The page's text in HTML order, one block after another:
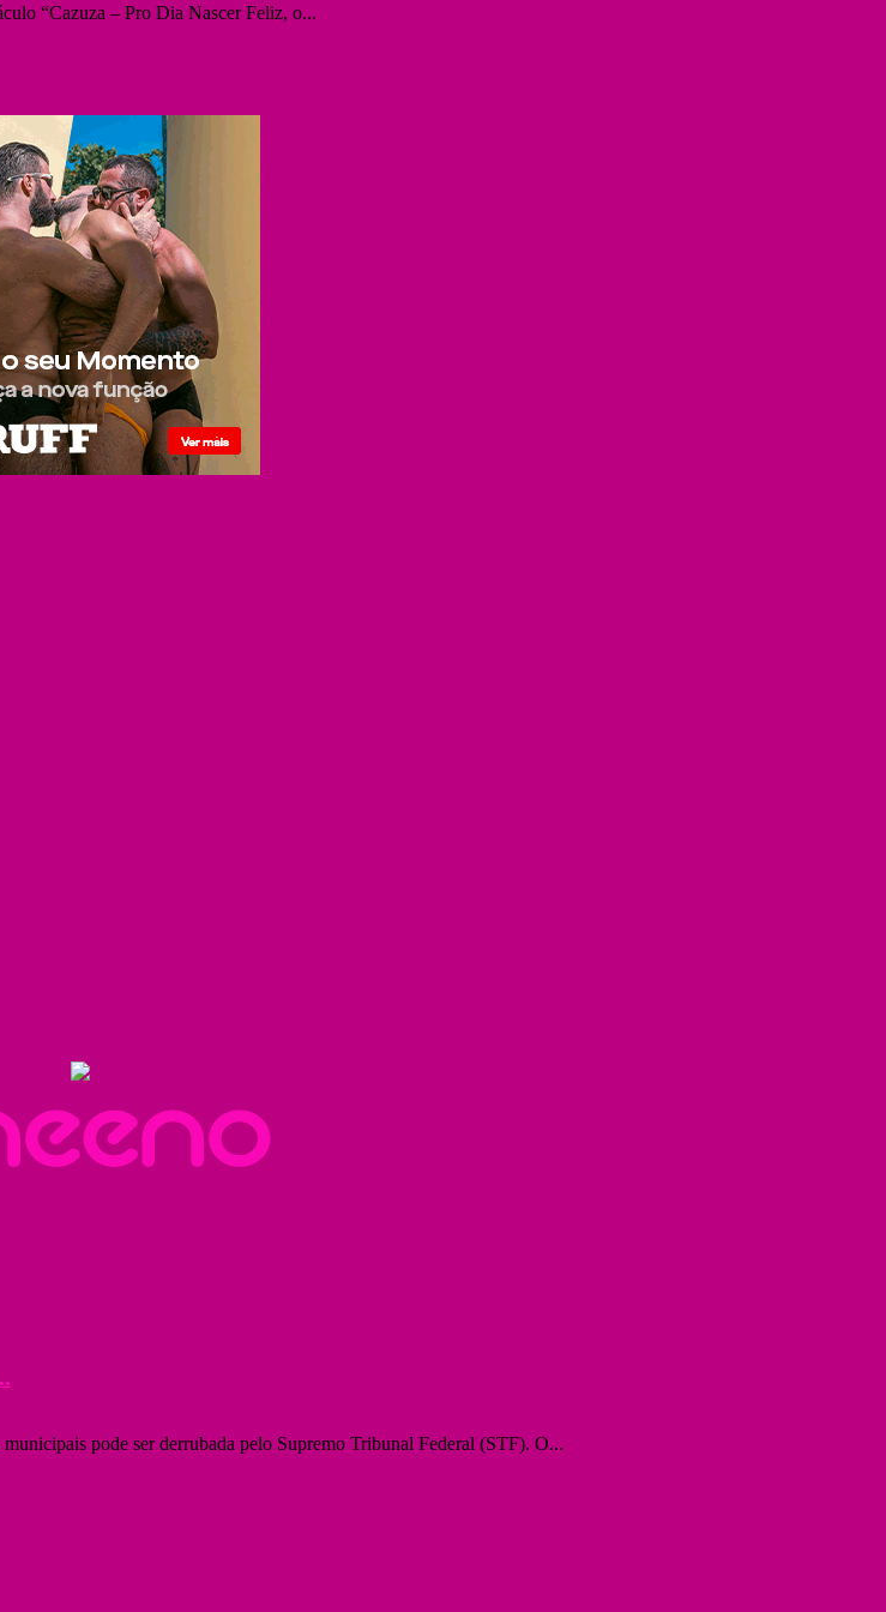
“Cazuza – Pro Dia Nascer Feliz, o...
pode ser derrubada pelo Supremo Tribunal Federal (STF). O...